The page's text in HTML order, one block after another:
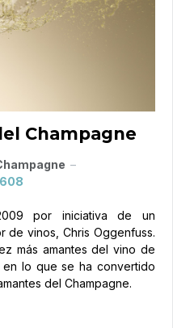
Champagne
por iniciativa de un
de vinos, Chris Oggenfuss.
más amantes del vino de
lo que se ha convertido
del Champagne.